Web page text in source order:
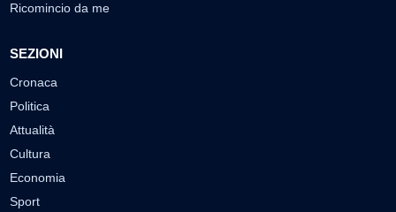
Ricomincio da me
SEZIONI
Cronaca
Politica
Attualità
Cultura
Economia
Sport